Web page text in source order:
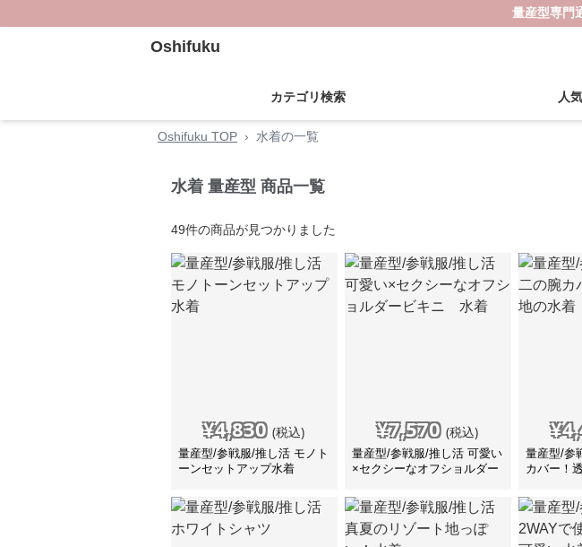
量産型専門
Oshifuku
カテゴリ検索 人
Oshifuku TOP › 水着の一覧
水着 量産型 商品一覧
49件の商品が見つかりました
¥4,830 (税込)
量産型/参戦服/推し活 モノト
ーンセットアップ水着
¥7,570 (税込)
量産型/参戦服/推し活 可愛い
×セクシーなオフショルダー
¥
量産型/参
カバー！